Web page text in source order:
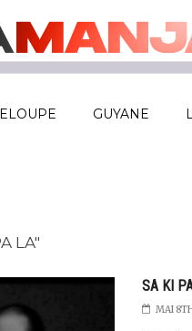
GUYANE
LA"
SA KI
MAI